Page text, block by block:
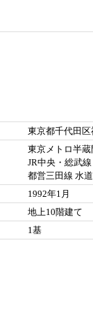
東京都千代田
東京メトロ半
JR中央・総武
都営三田線 水
1992年1月
地上10階建て
1基